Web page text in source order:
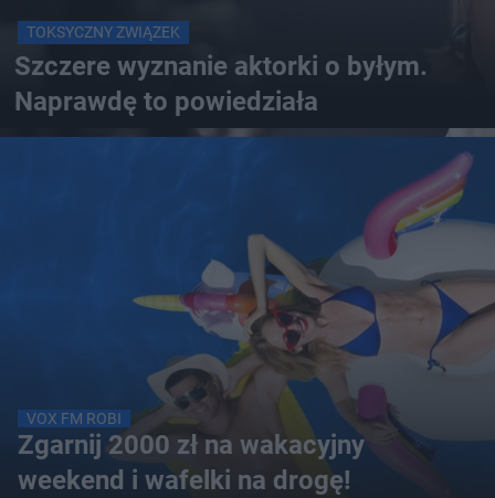
TOKSYCZNY ZWIĄZEK
Szczere wyznanie aktorki o byłym.
Naprawdę to powiedziała
VOX FM ROBI
Zgarnij 2000 zł na wakacyjny
weekend i wafelki na drogę!